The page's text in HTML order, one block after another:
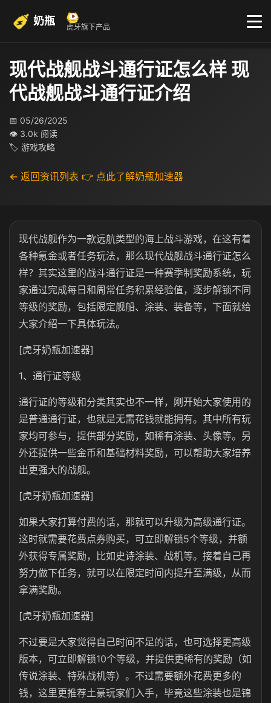
奶瓶 虎牙旗下产品
现代战舰战斗通行证怎么样 现
代战舰战斗通行证介绍
📅 05/26/2025
👁 3.0k 阅读
🏷 游戏攻略
← 返回资讯列表 👉 点此了解奶瓶加速器
现代战舰作为一款远航类型的海上战斗游戏，在这有着
各种氪金或者任务玩法，那么现代战舰战斗通行证怎么
样？其实这里的战斗通行证是一种赛季制奖励系统，玩
家通过完成每日和周常任务积累经验值，逐步解锁不同
等级的奖励，包括限定舰船、涂装、装备等，下面就给
大家介绍一下具体玩法。
[虎牙奶瓶加速器]
1、通行证等级
通行证的等级和分类其实也不一样，刚开始大家使用的
是普通通行证，也就是无需花钱就能拥有。其中所有玩
家均可参与，提供部分奖励，如稀有涂装、头像等。另
外还提供一些金币和基础材料奖励，可以帮助大家培养
出更强大的战舰。
[虎牙奶瓶加速器]
如果大家打算付费的话，那就可以升级为高级通行证。
这时就需要花费点券购买，可立即解锁5个等级，并额
外获得专属奖励，比如史诗涂装、战机等。接着自己再
努力做下任务，就可以在限定时间内提升至满级，从而
拿满奖励。
[虎牙奶瓶加速器]
不过要是大家觉得自己时间不足的话，也可选择更高级
版本，可立即解锁10个等级，并提供更稀有的奖励（如
传说涂装、特殊战机等）。不过需要额外花费更多的
钱，这里更推荐土豪玩家们入手，毕竟这些涂装也是锦